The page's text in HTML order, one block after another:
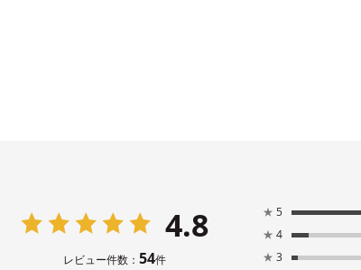
4.8
レビュー件数： 54件
★ 5
★ 4
★ 3